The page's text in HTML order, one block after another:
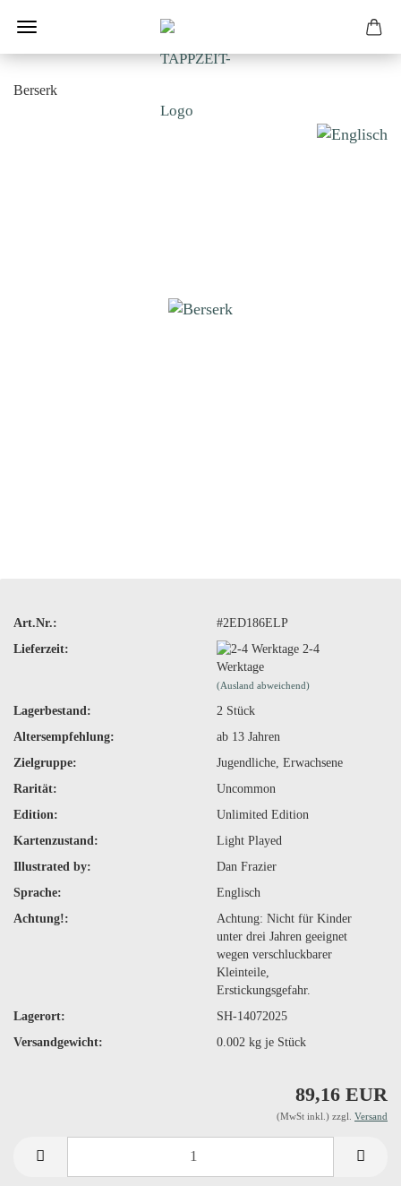
Berserk
Art.Nr.:
#2ED186ELP
Lieferzeit:
2-4
Werktage
(Ausland abweichend)
Lagerbestand: 2 Stück
Altersempfehlung:
ab 13 Jahren
Zielgruppe:
Jugendliche, Erwachsene
Rarität:
Uncommon
Edition:
Unlimited Edition
Kartenzustand:
Light Played
Illustrated by:
Dan Frazier
Sprache:
Englisch
Achtung!:
Achtung: Nicht für Kinder
unter drei Jahren geeignet
wegen verschluckbarer
Kleinteile,
Erstickungsgefahr.
Lagerort:
SH-14072025
Versandgewicht:
0.002kg je Stück
89,16 EUR
(MwSt inkl.) zzgl. Versand